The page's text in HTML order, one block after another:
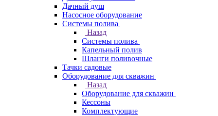
Дачный душ
Насосное оборудование
Системы полива
Назад
Системы полива
Капельный полив
Шланги поливочные
Тачки садовые
Оборудование для скважин
Назад
Оборудование для скважин
Кессоны
Комплектующие